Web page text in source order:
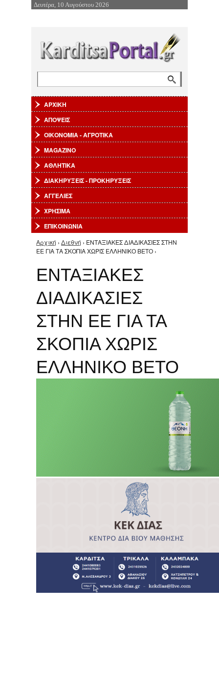
Επιστροφή στην Πλοήγηση
Δευτέρα, 10 Αυγούστου 2026
ΑΡΧΙΚΗ
ΑΠΟΨΕΙΣ
ΟΙΚΟΝΟΜΙΑ - ΑΓΡΟΤΙΚΑ
MAGAZINO
ΑΘΛΗΤΙΚΑ
ΔΙΑΚΗΡΥΞΕΙΣ - ΠΡΟΚΗΡΥΞΕΙΣ
ΑΓΓΕΛΙΕΣ
ΧΡΗΣΙΜΑ
ΕΠΙΚΟΙΝΩΝΙΑ
Είστε εδώ
Αρχική › Διεθνή › ΕΝΤΑΞΙΑΚΕΣ ΔΙΑΔΙΚΑΣΙΕΣ ΣΤΗΝ
ΕΕ ΓΙΑ ΤΑ ΣΚΟΠΙΑ ΧΩΡΙΣ ΕΛΛΗΝΙΚΟ ΒΕΤΟ ›
ΕΝΤΑΞΙΑΚΕΣ
ΔΙΑΔΙΚΑΣΙΕΣ
ΣΤΗΝ ΕΕ ΓΙΑ ΤΑ
ΣΚΟΠΙΑ ΧΩΡΙΣ
ΕΛΛΗΝΙΚΟ ΒΕΤΟ